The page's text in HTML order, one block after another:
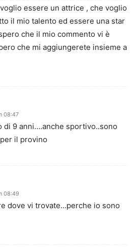
essere un attrice , che voglio
il mio talento ed essere una star
che il mio commento vi è
che mi aggiungerete insieme a
08:47
di 9 anni….anche sportivo..sono
il provino
08:49
dove vi trovate…perche io sono